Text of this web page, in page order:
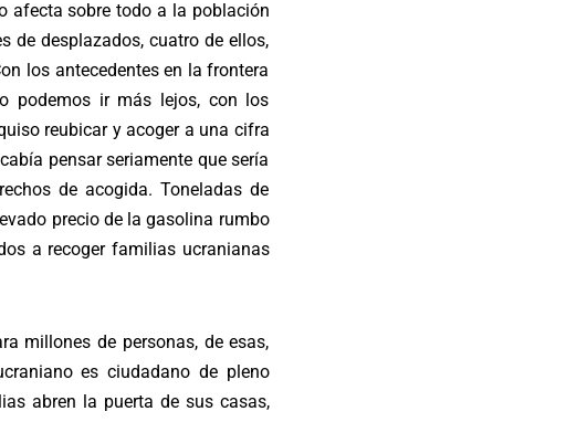
afecta sobre todo a la población
de desplazados, cuatro de ellos,
los antecedentes en la frontera
podemos ir más lejos, con los
reubicar y acoger a una cifra
pensar seriamente que sería
de acogida. Toneladas de
precio de la gasolina rumbo
a recoger familias ucranianas
millones de personas, de esas,
es ciudadano de pleno
abren la puerta de sus casas,